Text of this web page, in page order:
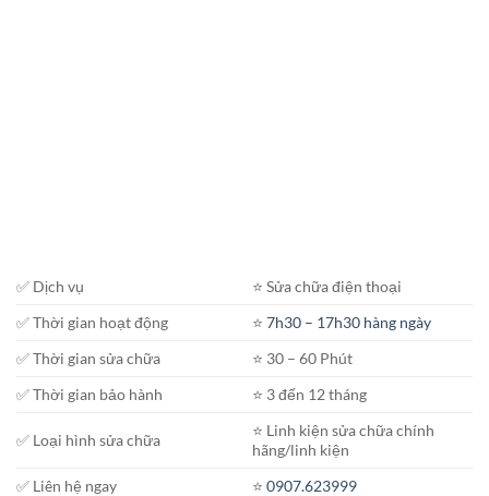
✅ Dịch vụ
⭐️ Sửa chữa điện thoại
✅ Thời gian hoạt động
⭐️7h30 – 17h30 hàng ngày
✅ Thời gian sửa chữa
⭐️ 30 – 60 Phút
✅ Thời gian bảo hành
⭐️ 3 đến 12 tháng
✅ Loại hình sửa chữa
⭐️ Linh kiện sửa chữa chính
hãng/linh kiện
✅ Liên hệ ngay
⭐️0907.623999